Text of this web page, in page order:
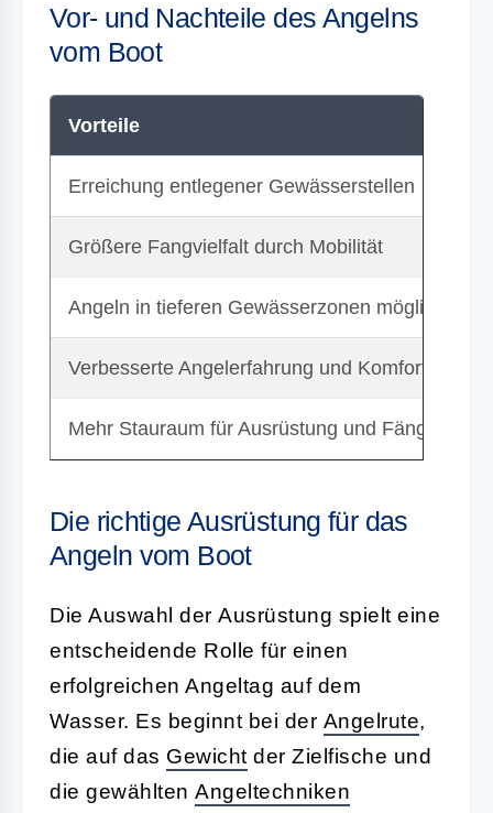
Vor- und Nachteile des Angelns
vom Boot
Vorteile
Erreichung entlegener Gewässerstellen
Größere Fangvielfalt durch Mobilität
Angeln in tieferen Gewässerzonen möglich
Verbesserte Angelerfahrung und Komfort
Mehr Stauraum für Ausrüstung und Fänge
Die richtige Ausrüstung für das
Angeln vom Boot
Die Auswahl der Ausrüstung spielt eine
entscheidende Rolle für einen
erfolgreichen Angeltag auf dem
Wasser. Es beginnt bei der Angelrute,
die auf das Gewicht der Zielfische und
die gewählten Angeltechniken